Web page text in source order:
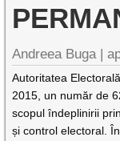
Andreea Buga |
Autoritatea
2015, un număr de
scopul îndeplinirii
și control electoral.